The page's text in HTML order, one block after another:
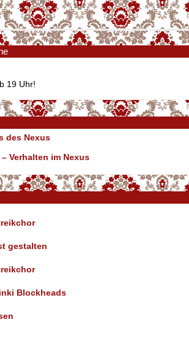
19 Uhr!
des Nexus
Verhalten im Nexus
gestalten
Blockheads